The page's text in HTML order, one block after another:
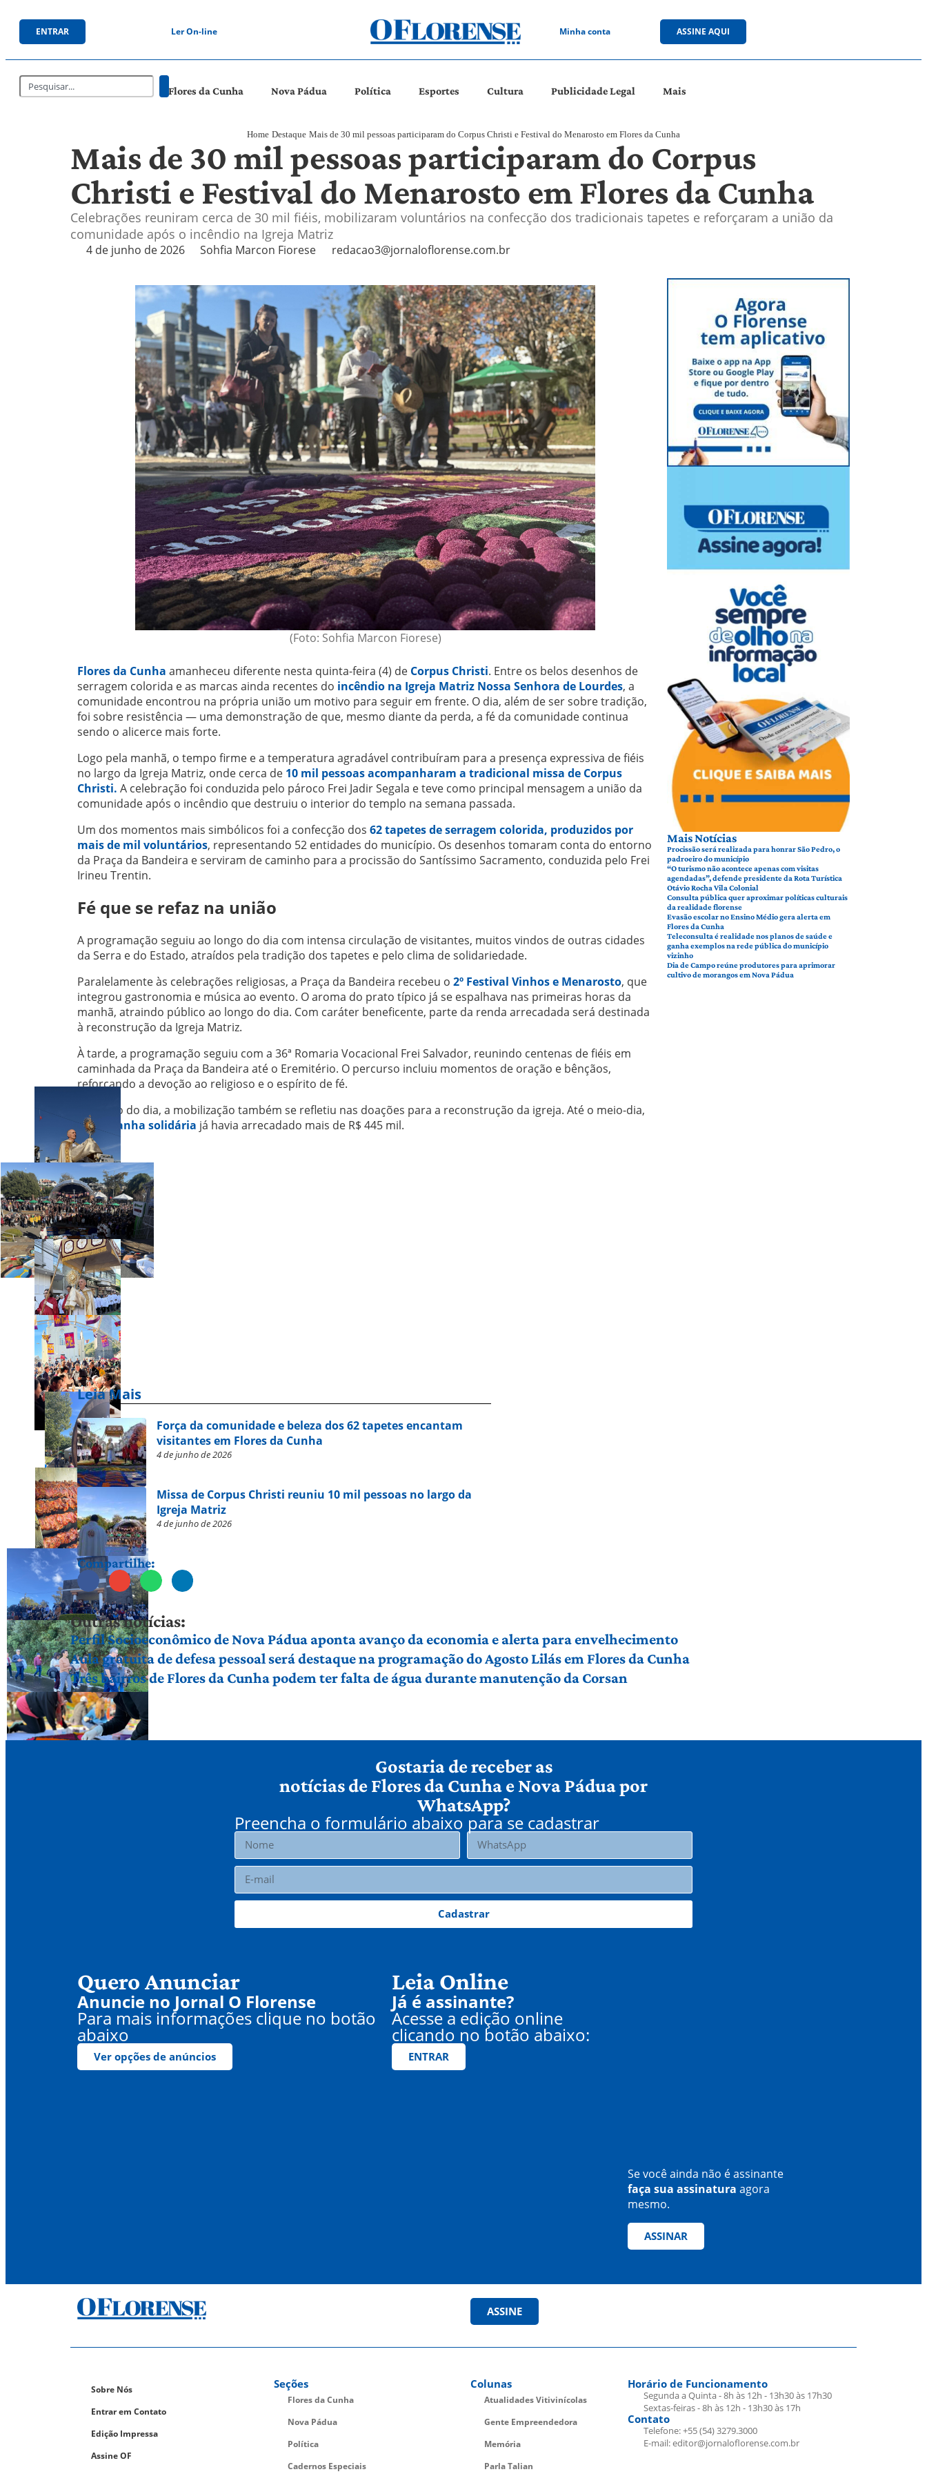
ENTRAR Ler On-line Minha conta ASSINE AQUI
Flores da Cunha Nova Pádua Política Esportes Cultura Publicidade Legal Mais
Home Destaque Mais de 30 mil pessoas participaram do Corpus Christi e Festival do Menarosto em Flores da Cunha
Mais de 30 mil pessoas participaram do Corpus
Christi e Festival do Menarosto em Flores da Cunha
Celebrações reuniram cerca de 30 mil fiéis, mobilizaram voluntários na confecção dos tradicionais tapetes e reforçaram a união da
comunidade após o incêndio na Igreja Matriz
4 de junho de 2026 Sohfia Marcon Fiorese redacao3@jornaloflorense.com.br
(Foto: Sohfia Marcon Fiorese)
Flores da Cunha amanheceu diferente nesta quinta-feira (4) de Corpus Christi. Entre os belos desenhos de
serragem colorida e as marcas ainda recentes do incêndio na Igreja Matriz Nossa Senhora de Lourdes, a
comunidade encontrou na própria união um motivo para seguir em frente. O dia, além de ser sobre tradição,
foi sobre resistência — uma demonstração de que, mesmo diante da perda, a fé da comunidade continua
sendo o alicerce mais forte.
Logo pela manhã, o tempo firme e a temperatura agradável contribuíram para a presença expressiva de fiéis
no largo da Igreja Matriz, onde cerca de 10 mil pessoas acompanharam a tradicional missa de Corpus
Christi. A celebração foi conduzida pelo pároco Frei Jadir Segala e teve como principal mensagem a união da
comunidade após o incêndio que destruiu o interior do templo na semana passada.
Um dos momentos mais simbólicos foi a confecção dos 62 tapetes de serragem colorida, produzidos por
mais de mil voluntários, representando 52 entidades do município. Os desenhos tomaram conta do entorno
da Praça da Bandeira e serviram de caminho para a procissão do Santíssimo Sacramento, conduzida pelo Frei
Irineu Trentin.
Fé que se refaz na união
A programação seguiu ao longo do dia com intensa circulação de visitantes, muitos vindos de outras cidades
da Serra e do Estado, atraídos pela tradição dos tapetes e pelo clima de solidariedade.
Paralelamente às celebrações religiosas, a Praça da Bandeira recebeu o 2º Festival Vinhos e Menarosto, que
integrou gastronomia e música ao evento. O aroma do prato típico já se espalhava nas primeiras horas da
manhã, atraindo público ao longo do dia. Com caráter beneficente, parte da renda arrecadada será destinada
à reconstrução da Igreja Matriz.
À tarde, a programação seguiu com a 36ª Romaria Vocacional Frei Salvador, reunindo centenas de fiéis em
caminhada da Praça da Bandeira até o Eremitério. O percurso incluiu momentos de oração e bênçãos,
reforçando a devoção ao religioso e o espírito de fé.
Ao longo do dia, a mobilização também se refletiu nas doações para a reconstrução da igreja. Até o meio-dia,
acampanha solidária já havia arrecadado mais de R$ 445 mil.
Leia Mais
Força da comunidade e beleza dos 62 tapetes encantam
visitantes em Flores da Cunha
4 de junho de 2026
Missa de Corpus Christi reuniu 10 mil pessoas no largo da
Igreja Matriz
4 de junho de 2026
Compartilhe:
Mais Notícias
Procissão será realizada para honrar São Pedro, o
padroeiro do município
“O turismo não acontece apenas com visitas
agendadas”, defende presidente da Rota Turística
Otávio Rocha Vila Colonial
Consulta pública quer aproximar políticas culturais
da realidade florense
Evasão escolar no Ensino Médio gera alerta em
Flores da Cunha
Teleconsulta é realidade nos planos de saúde e
ganha exemplos na rede pública do município
vizinho
Dia de Campo reúne produtores para aprimorar
cultivo de morangos em Nova Pádua
Outras notícias:
Perfil Socioeconômico de Nova Pádua aponta avanço da economia e alerta para envelhecimento
Aula gratuita de defesa pessoal será destaque na programação do Agosto Lilás em Flores da Cunha
Três bairros de Flores da Cunha podem ter falta de água durante manutenção da Corsan
Gostaria de receber as
notícias de Flores da Cunha e Nova Pádua por
WhatsApp?
Preencha o formulário abaixo para se cadastrar
Cadastrar
Quero Anunciar
Anuncie no Jornal O Florense
Para mais informações clique no botão
abaixo
Ver opções de anúncios
Leia Online
Já é assinante?
Acesse a edição online
clicando no botão abaixo:
ENTRAR
Se você ainda não é assinante
faça sua assinatura agora
mesmo.
ASSINAR
ASSINE
Sobre Nós
Entrar em Contato
Edição Impressa
Assine OF
Seções
Flores da Cunha
Nova Pádua
Política
Cadernos Especiais
Colunas
Atualidades Vitivinícolas
Gente Empreendedora
Memória
Parla Talian
Horário de Funcionamento
Segunda a Quinta - 8h às 12h - 13h30 às 17h30
Sextas-feiras - 8h às 12h - 13h30 às 17h
Contato
Telefone: +55 (54) 3279.3000
E-mail: editor@jornaloflorense.com.br